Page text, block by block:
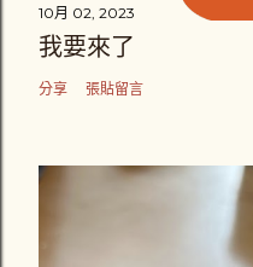
10月 02, 2023
我要來了
分享 張貼留言